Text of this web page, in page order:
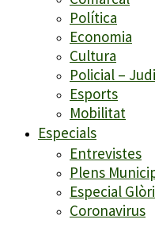
Política
Economia
Cultura
Policial –
Esports
Mobilitat
Especials
Entrevistes
Plens
Especial
Coronavirus